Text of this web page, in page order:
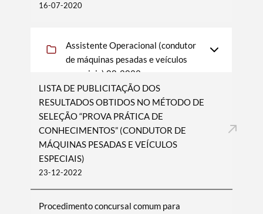
16-07-2020
Assistente Operacional (condutor
de máquinas pesadas e veículos
especiais) 08-2022
LISTA DE PUBLICITAÇÃO DOS
RESULTADOS OBTIDOS NO MÉTODO DE
SELEÇÃO “PROVA PRÁTICA DE
CONHECIMENTOS” (CONDUTOR DE
MÁQUINAS PESADAS E VEÍCULOS
ESPECIAIS)
23-12-2022
Procedimento concursal comum para